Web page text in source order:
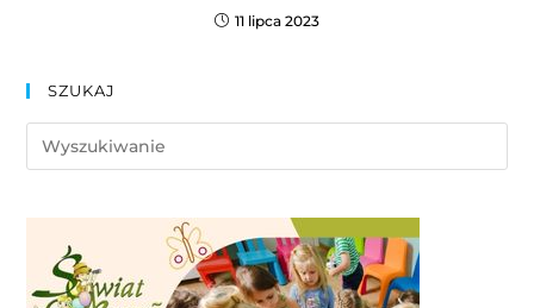
11 lipca 2023
SZUKAJ